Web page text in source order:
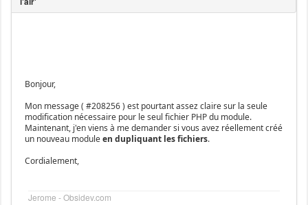
Bonjour,
Mon message ( #208256 ) est pourtant assez claire sur la seule
modification nécessaire pour le seul fichier PHP du module.
Maintenant, j'en viens à me demander si vous avez réellement créé
un nouveau moduleen dupliquant les fichiers.
Cordialement,
Jerome - Obsidev.com